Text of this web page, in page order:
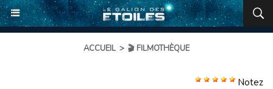
ACCUEIL > 🎬 FILMOTHÈQUE
Notez